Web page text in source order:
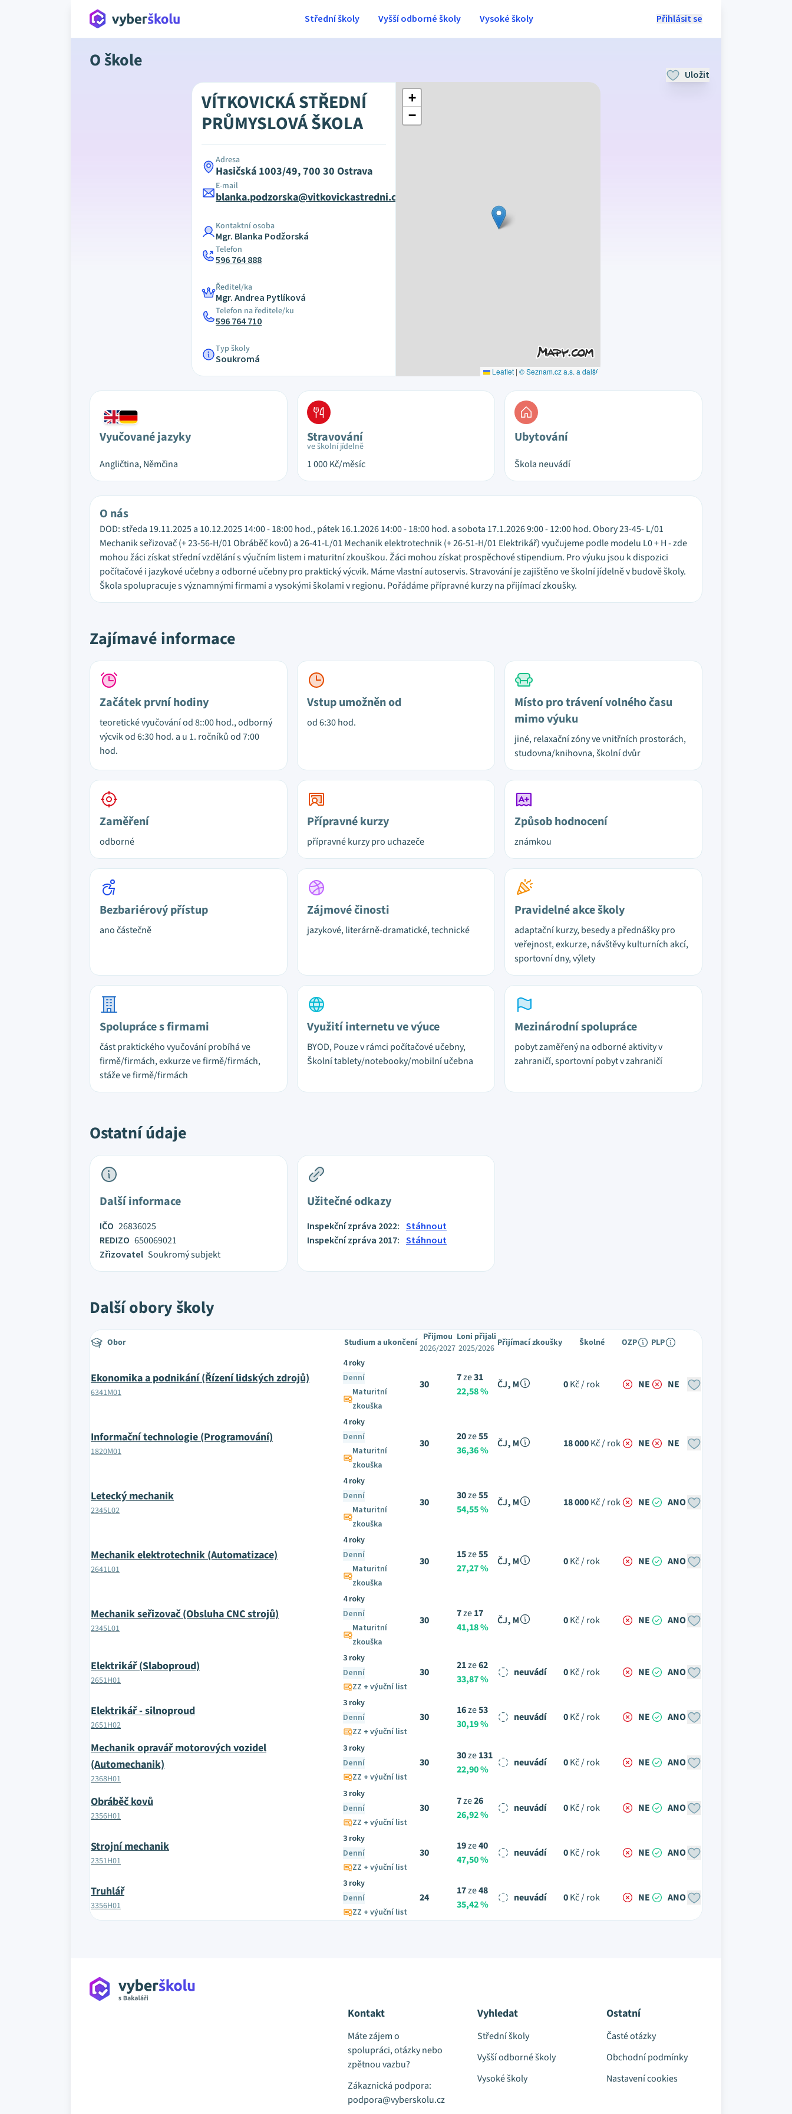
Přihlásit se
Střední školy Vyšší odborné školy Vysoké školy
O škole
Uložit
VÍTKOVICKÁ STŘEDNÍ
PRŮMYSLOVÁ ŠKOLA
Adresa
Hasičská 1003/49, 700 30 Ostrava
E-mail
blanka.podzorska@vitkovickastredni.cz
Kontaktní osoba
Mgr. Blanka Podžorská
Telefon
596 764 888
Ředitel/ka
Mgr. Andrea Pytlíková
Telefon na ředitele/ku
596 764 710
Typ školy
Soukromá
+
−
Leaflet | © Seznam.cz a.s. a další
Vyučované jazyky
Angličtina, Němčina
Stravování
ve školní jídelně
1 000Kč/měsíc
Ubytování
Škola neuvádí
O nás
DOD: středa 19.11.2025 a 10.12.2025 14:00 - 18:00 hod., pátek 16.1.2026 14:00 - 18:00 hod. a sobota 17.1.2026 9:00 - 12:00 hod. Obory 23-45- L/01
Mechanik seřizovač (+ 23-56-H/01 Obráběč kovů) a 26-41-L/01 Mechanik elektrotechnik (+ 26-51-H/01 Elektrikář) vyučujeme podle modelu L0 + H - zde
mohou žáci získat střední vzdělání s výučním listem i maturitní zkouškou. Žáci mohou získat prospěchové stipendium. Pro výuku jsou k dispozici
počítačové i jazykové učebny a odborné učebny pro praktický výcvik. Máme vlastní autoservis. Stravování je zajištěno ve školní jídelně v budově školy.
Škola spolupracuje s významnými firmami a vysokými školami v regionu. Pořádáme přípravné kurzy na přijímací zkoušky.
Zajímavé informace
Začátek první hodiny
teoretické vyučování od 8::00 hod., odborný
výcvik od 6:30 hod. a u 1. ročníků od 7:00
hod.
Vstup umožněn od
od 6:30 hod.
Místo pro trávení volného času
mimo výuku
jiné, relaxační zóny ve vnitřních prostorách,
studovna/knihovna, školní dvůr
Zaměření
odborné
Přípravné kurzy
přípravné kurzy pro uchazeče
Způsob hodnocení
známkou
Bezbariérový přístup
ano částečně
Zájmové činosti
jazykové, literárně-dramatické, technické
Pravidelné akce školy
adaptační kurzy, besedy a přednášky pro
veřejnost, exkurze, návštěvy kulturních akcí,
sportovní dny, výlety
Spolupráce s firmami
část praktického vyučování probíhá ve
firmě/firmách, exkurze ve firmě/firmách,
stáže ve firmě/firmách
Využití internetu ve výuce
BYOD, Pouze v rámci počítačové učebny,
Školní tablety/notebooky/mobilní učebna
Mezinárodní spolupráce
pobyt zaměřený na odborné aktivity v
zahraničí, sportovní pobyt v zahraničí
Ostatní údaje
Další informace
IČO 26836025
REDIZO 650069021
Zřizovatel Soukromý subjekt
Užitečné odkazy
Inspekční zpráva 2022: Stáhnout
Inspekční zpráva 2017: Stáhnout
Další obory školy
Obor Studium a ukončení Přijmou
2026/2027
Loni přijali
2025/2026 Přijímací zkoušky Školné OZP PLP
Ekonomika a podnikání (Řízení lidských zdrojů)
6341M01
4 roky
Denní
Maturitní
zkouška
30
7ze31
22,58 %
ČJ, M 0Kč / rok NE NE
Informační technologie (Programování)
1820M01
4 roky
Denní
Maturitní
zkouška
30
20ze55
36,36 %
ČJ, M 18 000Kč / rok NE NE
Letecký mechanik
2345L02
4 roky
Denní
Maturitní
zkouška
30
30ze55
54,55 %
ČJ, M 18 000Kč / rok NE ANO
Mechanik elektrotechnik (Automatizace)
2641L01
4 roky
Denní
Maturitní
zkouška
30
15ze55
27,27 %
ČJ, M 0Kč / rok NE ANO
Mechanik seřizovač (Obsluha CNC strojů)
2345L01
4 roky
Denní
Maturitní
zkouška
30
7ze17
41,18 %
ČJ, M 0Kč / rok NE ANO
Elektrikář (Slaboproud)
2651H01
3 roky
Denní
ZZ + výuční list
30
21ze62
33,87 %
neuvádí 0Kč / rok NE ANO
Elektrikář - silnoproud
2651H02
3 roky
Denní
ZZ + výuční list
30
16ze53
30,19 %
neuvádí 0Kč / rok NE ANO
Mechanik opravář motorových vozidel
(Automechanik)
2368H01
3 roky
Denní
ZZ + výuční list
30
30ze131
22,90 %
neuvádí 0Kč / rok NE ANO
Obráběč kovů
2356H01
3 roky
Denní
ZZ + výuční list
30
7ze26
26,92 %
neuvádí 0Kč / rok NE ANO
Strojní mechanik
2351H01
3 roky
Denní
ZZ + výuční list
30
19ze40
47,50 %
neuvádí 0Kč / rok NE ANO
Truhlář
3356H01
3 roky
Denní
ZZ + výuční list
24
17ze48
35,42 %
neuvádí 0Kč / rok NE ANO
Kontakt
Máte zájem o
spolupráci, otázky nebo
zpětnou vazbu?
Zákaznická podpora:
podpora@vyberskolu.cz
Vyhledat
Střední školy
Vyšší odborné školy
Vysoké školy
Ostatní
Časté otázky
Obchodní podmínky
Nastavení cookies